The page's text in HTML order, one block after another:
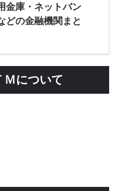
金庫・ネットバン
どの金融機関まと
Ｍについて